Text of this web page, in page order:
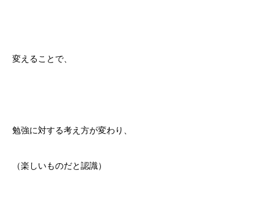
変えることで、
勉強に対する考え方が変わり、
（楽しいものだと認識）